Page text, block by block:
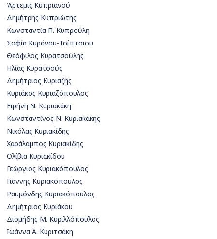
Άρτεμις Κυπριανού
Δημήτρης Κυπριώτης
Κωνσταντία Π. Κυπρούλη
Σοφία Κυράνου-Τσίπτσιου
Θεόφιλος Κυρατσούλης
Ηλίας Κυρατσούς
Δημήτριος Κυριαζής
Κυριάκος Κυριαζόπουλος
Ειρήνη Ν. Κυριακάκη
Κωνσταντίνος Ν. Κυριακάκης
Νικόλας Κυριακίδης
Χαράλαμπος Κυριακίδης
Ολίβια Κυριακίδου
Γεώργιος Κυριακόπουλος
Γιάννης Κυριακόπουλος
Ραϋμόνδης Κυριακόπουλος
Δημήτριος Κυριάκου
Διομήδης Μ. Κυριλλόπουλος
Ιωάννα Α. Κυριτσάκη